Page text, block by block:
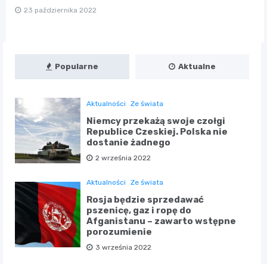
23 października 2022
Popularne Aktualne
Aktualności Ze świata
Niemcy przekażą swoje czołgi
Republice Czeskiej. Polska nie
dostanie żadnego
2 września 2022
Aktualności Ze świata
Rosja będzie sprzedawać
pszenicę, gaz i ropę do
Afganistanu – zawarto wstępne
porozumienie
3 września 2022